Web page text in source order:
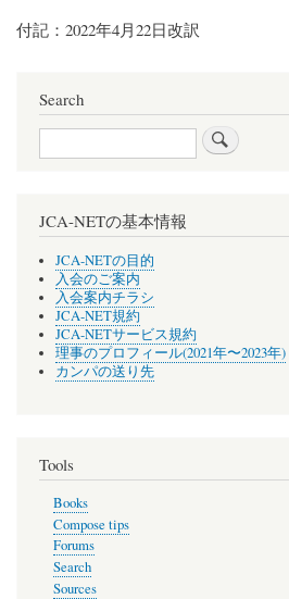
付記：2022年4月22日改訳
Search
Search
JCA-NETの基本情報
JCA-NETの目的
入会のご案内
入会案内チラシ
JCA-NET規約
JCA-NETサービス規約
理事のプロフィール(2021年〜2023年)
カンパの送り先
Tools
Books
Compose tips
Forums
Search
Sources